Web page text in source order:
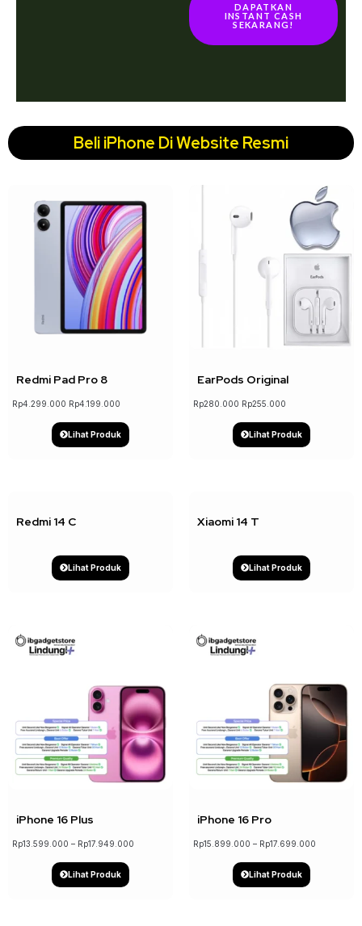
DAPATKAN
INSTANT CASH
SEKARANG!
Beli iPhone Di Website Resmi
Redmi Pad Pro 8
Rp4.299.000 Rp4.199.000
Lihat Produk
↓ 9%
EarPods Original
Rp280.000 Rp255.000
Lihat Produk
Redmi 14 C
Lihat Produk
Xiaomi 14 T
Lihat Produk
↓ 7%
iPhone 16 Plus
Rp13.599.000 – Rp17.949.000
Lihat Produk
↓ 6%
iPhone 16 Pro
Rp15.899.000 – Rp17.699.000
Lihat Produk